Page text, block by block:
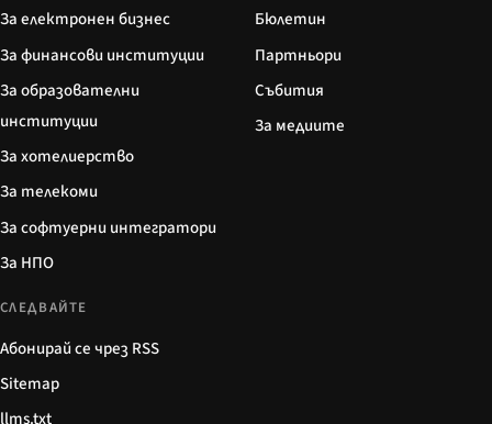
За електронен бизнес
За финансови институции
За образователни
институции
За хотелиерство
За телекоми
За софтуерни интегратори
За НПО
Бюлетин
Партньори
Събития
За медиите
СЛЕДВАЙТЕ
Абонирай се чрез RSS
Sitemap
llms.txt